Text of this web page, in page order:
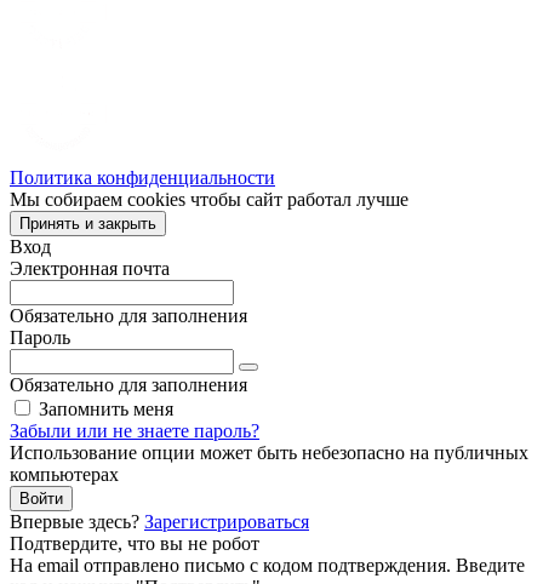
Политика конфиденциальности
Мы собираем cookies чтобы сайт работал лучше
Принять и закрыть
Вход
Электронная почта
Обязательно для заполнения
Пароль
Обязательно для заполнения
Запомнить меня
Забыли или не знаете пароль?
Использование опции может быть небезопасно на публичных
компьютерах
Войти
Впервые здесь? Зарегистрироваться
Подтвердите, что вы не робот
Ha email отправлено письмо с кодом подтверждения. Введите